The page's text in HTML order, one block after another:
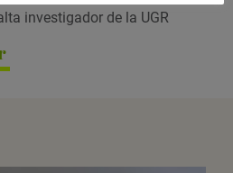
investigador de la UGR